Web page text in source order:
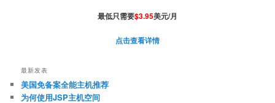
最低只需要$3.95美元/月
点击查看详情
最新发表
美国免备案全能主机推荐
为何使用JSP主机空间